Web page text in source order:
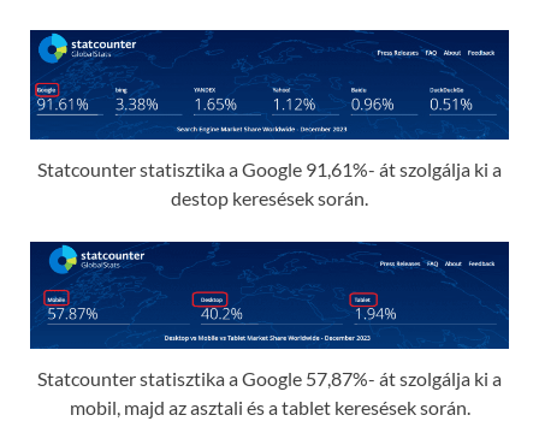
Statcounter statisztika a Google 91,61%- át szolgálja ki a
destop keresések során.
Statcounter statisztika a Google 57,87%- át szolgálja ki a
mobil, majd az asztali és a tablet keresések során.